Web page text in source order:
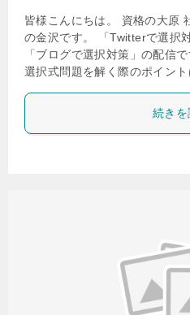
皆様こんにちは。 資格の大原
の金沢です。 「Twitterで選択
「ブログで選択対策」の配信
選択式問題を解く際のポイン
続き